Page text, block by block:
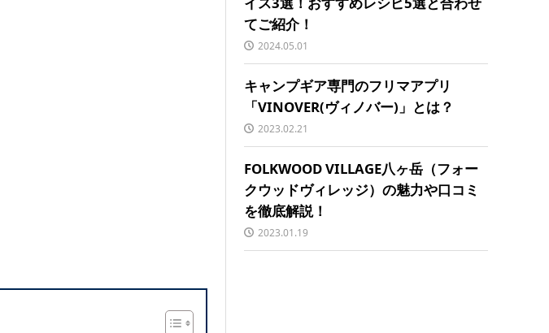
てご紹介！
2024.05.01
キャンプギア専門のフリマアプリ
「VINOVER(ヴィノバー)」とは？
2023.02.21
FOLKWOOD VILLAGE八ヶ岳（フォー
クウッドヴィレッジ）の魅力や口コミ
を徹底解説！
2023.01.19